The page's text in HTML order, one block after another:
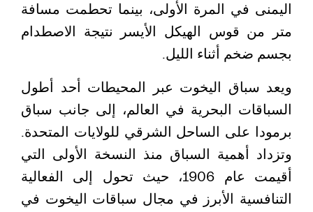
اليمنى في المرة الأولى، بينما تحطمت مسافة
متر من قوس الهيكل الأيسر نتيجة الاصطدام
بجسم ضخم أثناء الليل.
ويعد سباق اليخوت عبر المحيطات أحد أطول
السباقات البحرية في العالم، إلى جانب سباق
برمودا على الساحل الشرقي للولايات المتحدة.
وتزداد أهمية السباق منذ النسخة الأولى التي
أقيمت عام 1906، حيث تحول إلى الفعالية
التنافسية الأبرز في مجال سباقات اليخوت في